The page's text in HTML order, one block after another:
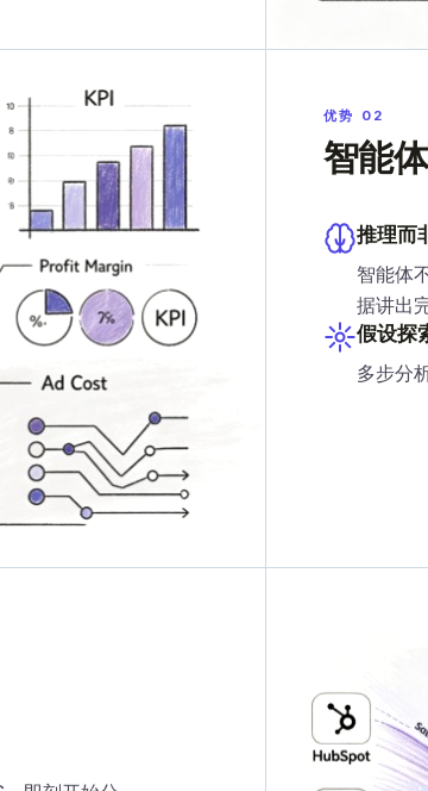
优势 02
智能
推理而
智能体
据讲出
假设探
多步分